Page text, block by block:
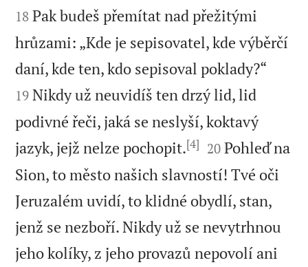
18 Pak budeš přemítat nad přežitými
hrůzami: „Kde je sepisovatel, kde výběrčí
daní, kde ten, kdo sepisoval poklady?“
19 Nikdy už neuvidíš ten drzý lid, lid
podivné řeči, jaká se neslyší, koktavý
jazyk, jejž nelze pochopit.[4] 

20 Pohleď na
Sion, to město našich slavností! Tvé oči
Jeruzalém uvidí, to klidné obydlí, stan,
jenž se nezboří. Nikdy už se nevytrhnou
jeho kolíky, z jeho provazů nepovolí ani